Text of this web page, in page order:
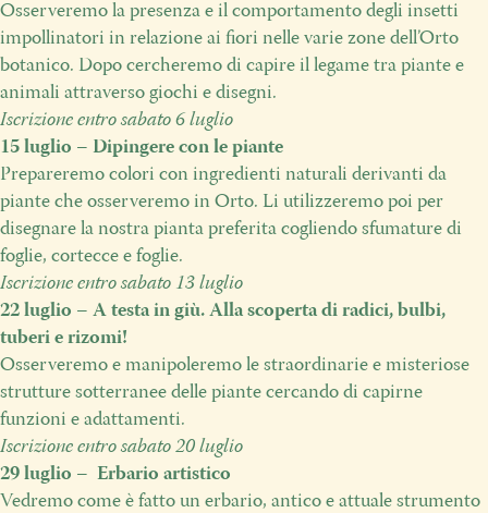
Osserveremo la presenza e il comportamento degli insetti
impollinatori in relazione ai fiori nelle varie zone dell’Orto
botanico. Dopo cercheremo di capire il legame tra piante e
animali attraverso giochi e disegni.
Iscrizione entro sabato 6 luglio
15 luglio – Dipingere con le piante
Prepareremo colori con ingredienti naturali derivanti da
piante che osserveremo in Orto. Li utilizzeremo poi per
disegnare la nostra pianta preferita cogliendo sfumature di
foglie, cortecce e foglie.
Iscrizione entro sabato 13 luglio
22 luglio – A testa in giù. Alla scoperta di radici, bulbi,
tuberi e rizomi!
Osserveremo e manipoleremo le straordinarie e misteriose
strutture sotterranee delle piante cercando di capirne
funzioni e adattamenti.
Iscrizione entro sabato 20 luglio
29 luglio – Erbario artistico
Vedremo come è fatto un erbario, antico e attuale strumento